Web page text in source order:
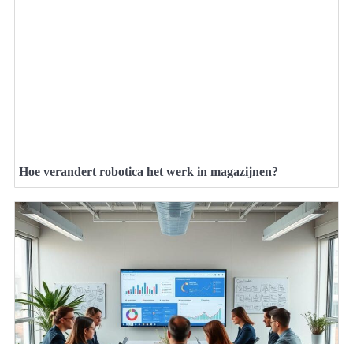
Hoe verandert robotica het werk in magazijnen?